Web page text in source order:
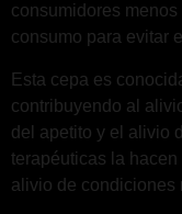
consumidores
consumo para evitar
Esta cepa es
contribuyendo al
del apetito y el alivio
terapéuticas la
alivio de condiciones